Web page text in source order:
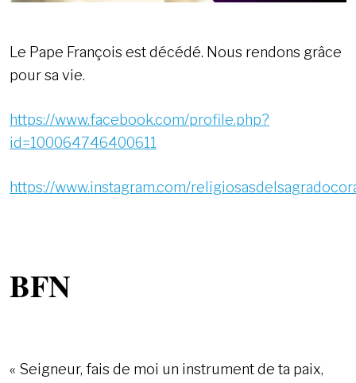
Le Pape François est décédé. Nous rendons grâce
pour sa vie.
https://www.facebook.com/profile.php?
id=100064746400611
https://www.instagram.com/
BFN
« Seigneur, fais de moi un instrument de ta paix,